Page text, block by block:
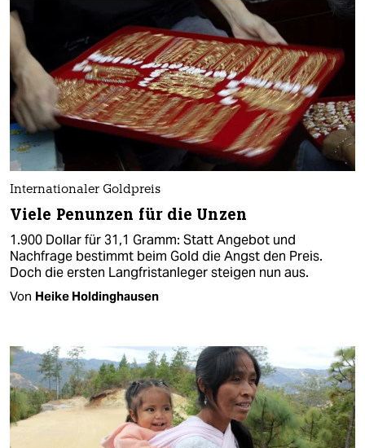
Internationaler Goldpreis
Viele Penunzen für die Unzen
1.900 Dollar für 31,1 Gramm: Statt Angebot und
Nachfrage bestimmt beim Gold die Angst den Preis.
Doch die ersten Langfristanleger steigen nun aus.
Von Heike Holdinghausen